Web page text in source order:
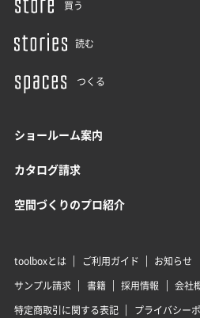
買う
読む
つくる
ショールーム案内
カタログ請求
空間づくりのプロ紹介
toolboxとは ご利用ガイド お知らせ
サンプル請求
書籍 採用情報
会社
特定商取引に関する表記
プライバシー